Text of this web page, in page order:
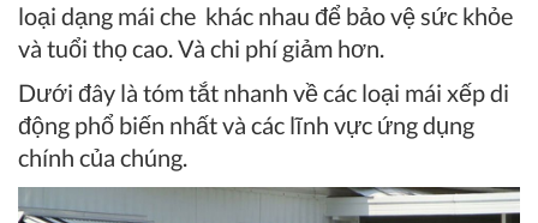
loại dạng mái che khác nhau để bảo vệ sức khỏe
và tuổi thọ cao. Và chi phí giảm hơn.
Dưới đây là tóm tắt nhanh về các loại mái xếp di
động phổ biến nhất và các lĩnh vực ứng dụng
chính của chúng.